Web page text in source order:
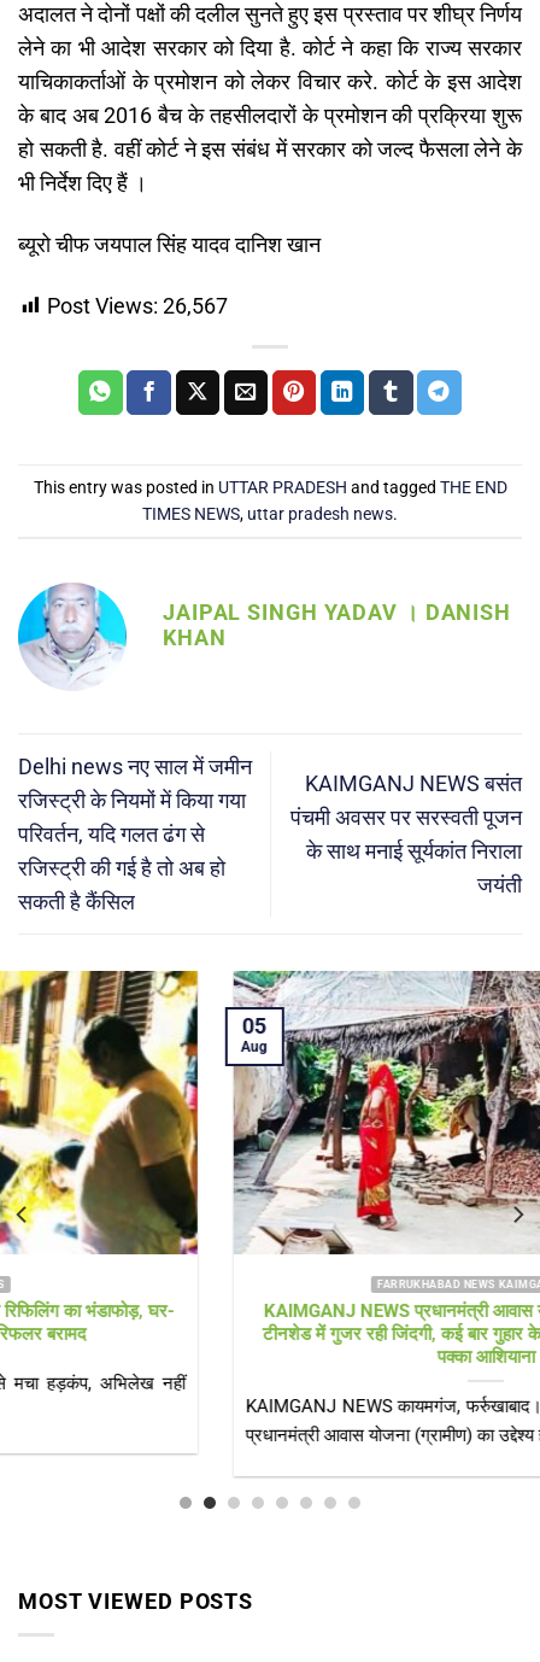
अदालत ने दोनों पक्षों की दलील सुनते हुए इस प्रस्ताव पर शीघ्र निर्णय
लेने का भी आदेश सरकार को दिया है. कोर्ट ने कहा कि राज्य सरकार
याचिकाकर्ताओं के प्रमोशन को लेकर विचार करे. कोर्ट के इस आदेश
के बाद अब 2016 बैच के तहसीलदारों के प्रमोशन की प्रक्रिया शुरू
हो सकती है. वहीं कोर्ट ने इस संबंध में सरकार को जल्द फैसला लेने के
भी निर्देश दिए हैं ।
ब्यूरो चीफ जयपाल सिंह यादव दानिश खान
Post Views: 26,567
This entry was posted in UTTAR PRADESH and tagged THE END
TIMES NEWS, uttar pradesh news.
JAIPAL SINGH YADAV । DANISH
KHAN
Delhi news नए साल में जमीन
रजिस्ट्री के नियमों में किया गया
परिवर्तन, यदि गलत ढंग से
रजिस्ट्री की गई है तो अब हो
सकती है कैंसिल
KAIMGANJ NEWS बसंत
पंचमी अवसर पर सरस्वती पूजन
के साथ मनाई सूर्यकांत निराला
जयंती
KAIMGANJ NEWS प्रधानमंत्री आवास योजना पर उठे सवाल! कच्चे
टीनशेड में गुजर रही जिंदगी, कई बार गुहार के बाद भी नहीं मिला गरीबों को
KAIMGANJ NEWS कायमगंज, फर्रुखाबाद। केंद्र सरकार की महत्वाकांक्षी
प्रधानमंत्री आवास योजना (ग्रामीण) का उद्देश्य हर[...]
05
Aug
MOST VIEWED POSTS